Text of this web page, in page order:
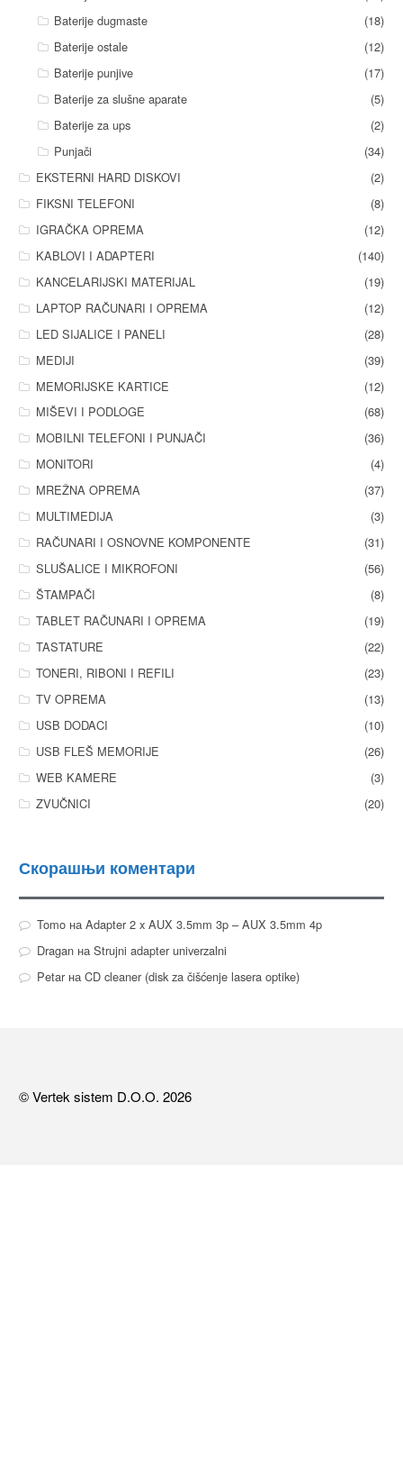
Baterije dugmaste
(18)
Baterije ostale
(12)
Baterije punjive
(17)
Baterije za slušne aparate
(5)
Baterije za ups
(2)
Punjači
(34)
EKSTERNI HARD DISKOVI
(2)
FIKSNI TELEFONI
(8)
IGRAČKA OPREMA
(12)
KABLOVI I ADAPTERI
(140)
KANCELARIJSKI MATERIJAL
(19)
LAPTOP RAČUNARI I OPREMA
(12)
LED SIJALICE I PANELI
(28)
MEDIJI
(39)
MEMORIJSKE KARTICE
(12)
MIŠEVI I PODLOGE
(68)
MOBILNI TELEFONI I PUNJAČI
(36)
MONITORI
(4)
MREŽNA OPREMA
(37)
MULTIMEDIJA
(3)
RAČUNARI I OSNOVNE KOMPONENTE
(31)
SLUŠALICE I MIKROFONI
(56)
ŠTAMPAČI
(8)
TABLET RAČUNARI I OPREMA
(19)
TASTATURE
(22)
TONERI, RIBONI I REFILI
(23)
TV OPREMA
(13)
USB DODACI
(10)
USB FLEŠ MEMORIJE
(26)
WEB KAMERE
(3)
ZVUČNICI
(20)
Скорашњи коментари
TomoнаAdapter 2 x AUX 3.5mm 3p – AUX 3.5mm 4p
Draganна Strujni adapter univerzalni
Petarна CD cleaner (disk za čišćenje lasera optike)
© Vertek sistem D.O.O. 2026